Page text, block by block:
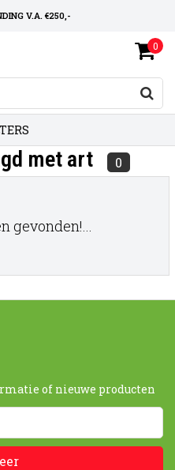
V.A. €250,-
MAAT
0
met art 0
gevonden!...
of nieuwe producten